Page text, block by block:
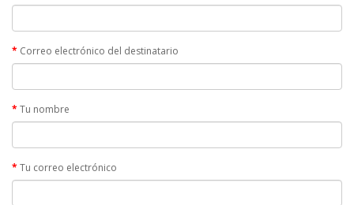
Correo electrónico del destinatario
Tu nombre
Tu correo electrónico